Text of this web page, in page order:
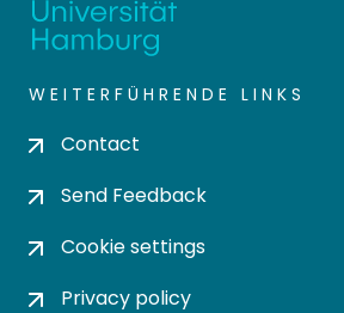
WEITERFÜHRENDE LINKS
Contact
Send Feedback
Cookie settings
Privacy policy